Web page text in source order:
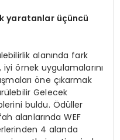
yaratanlar üçüncü
alanında fark
örnek uygulamalarını
öne çıkarmak
Gelecek
buldu. Ödüller
alanlarında WEF
4 alanda